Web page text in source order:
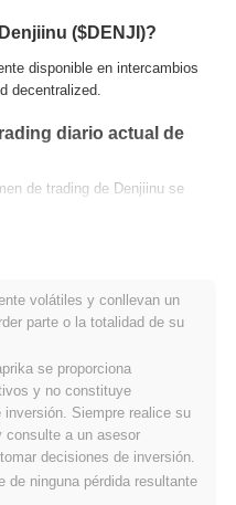
($DENJI)?
disponible en intercambios
decentralized.
diario actual de
de trading de Denjiinu se
de precios de
~99.23%por debajo de su ATH .
Denjiinu en
cripto en general?
ganó
, quedando por
que registró una ganancia del
volátiles y conllevan un
parte o la totalidad de su
se proporciona
y no constituye
Siempre realice su
consulte a un asesor
decisiones de inversión.
de ninguna pérdida resultante